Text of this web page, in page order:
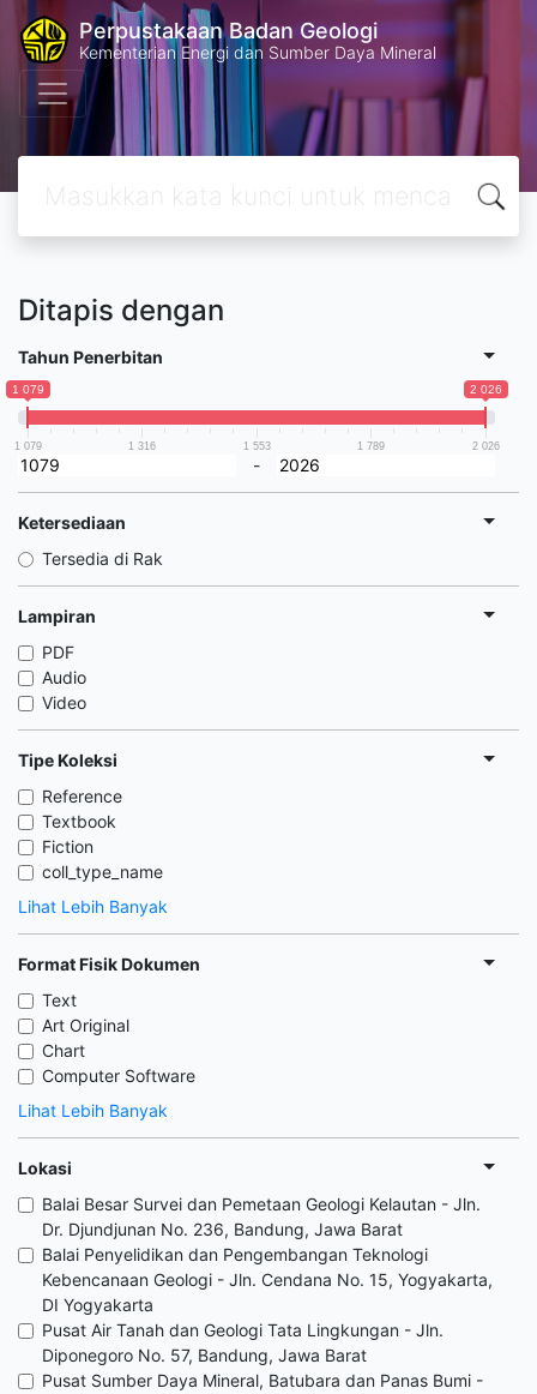
Perpustakaan Badan Geologi
Kementerian Energi dan Sumber Daya Mineral
Ditapis dengan
Tahun Penerbitan
1 079 2 026
1 079 1 316 1 553 1 789 2 026
-
Ketersediaan
Tersedia di Rak
Lampiran
PDF
Audio
Video
Tipe Koleksi
Reference
Textbook
Fiction
coll_type_name
Lihat Lebih Banyak
Format Fisik Dokumen
Text
Art Original
Chart
Computer Software
Lihat Lebih Banyak
Lokasi
Balai Besar Survei dan Pemetaan Geologi Kelautan - Jln.
Dr. Djundjunan No. 236, Bandung, Jawa Barat
Balai Penyelidikan dan Pengembangan Teknologi
Kebencanaan Geologi - Jln. Cendana No. 15, Yogyakarta,
DI Yogyakarta
Pusat Air Tanah dan Geologi Tata Lingkungan - Jln.
Diponegoro No. 57, Bandung, Jawa Barat
Pusat Sumber Daya Mineral, Batubara dan Panas Bumi -